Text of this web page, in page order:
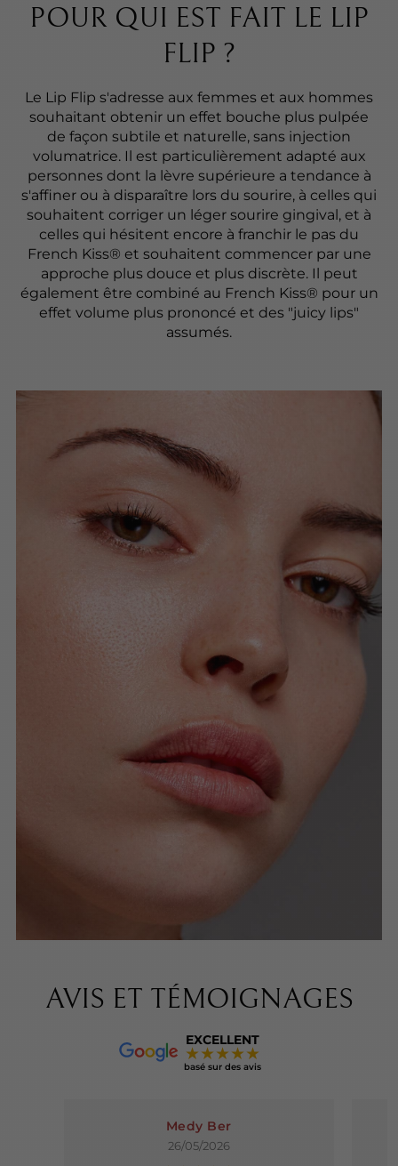
POUR QUI EST FAIT LE LIP
FLIP ?
Le Lip Flip s'adresse aux femmes et aux hommes
souhaitant obtenir un effet bouche plus pulpée
de façon subtile et naturelle, sans injection
volumatrice. Il est particulièrement adapté aux
personnes dont la lèvre supérieure a tendance à
s'affiner ou à disparaître lors du sourire, à celles qui
souhaitent corriger un léger sourire gingival, et à
celles qui hésitent encore à franchir le pas du
French Kiss® et souhaitent commencer par une
approche plus douce et plus discrète. Il peut
également être combiné au French Kiss® pour un
effet volume plus prononcé et des "juicy lips"
assumés.
AVIS ET TÉMOIGNAGES
EXCELLENT
★★★★★
basé sur des avis
Medy Ber
26/05/2026